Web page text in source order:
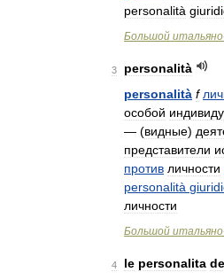
personalità
Большой итальяно
3
personalità
personalità f
особой
— (видные)
представители
против личности
personalità
личности
Большой итальяно
4 le personalita